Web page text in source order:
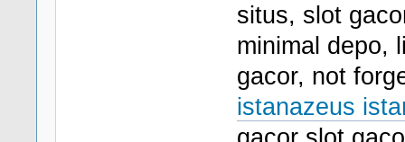
situs, slot
minimal depo,
gacor, not
istanazeus